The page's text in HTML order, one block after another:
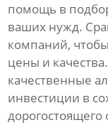
помощь в
ваших нужд.
компаний,
цены и
качественные
инвестиции в